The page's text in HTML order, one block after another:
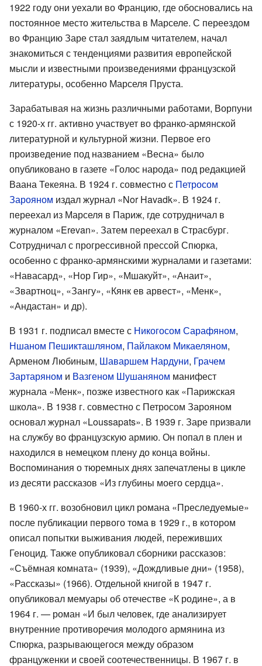
1922 году они уехали во Францию, где обосновались на
постоянное место жительства в Марселе. С переездом
во Францию Заре стал заядлым читателем, начал
знакомиться с тенденциями развития европейской
мысли и известными произведениями французской
литературы, особенно Марселя Пруста.
Зарабатывая на жизнь различными работами, Ворпуни
с 1920-х гг. активно участвует во франко-армянской
литературной и культурной жизни. Первое его
произведение под названием «Весна» было
опубликовано в газете «Голос народа» под редакцией
Ваана Текеяна. В 1924 г. совместно с Петросом
Зарояном издал журнал «Nor Havadk». В 1924 г.
переехал из Марселя в Париж, где сотрудничал в
журналом «Erevan». Затем переехал в Страсбург.
Сотрудничал с прогрессивной прессой Спюрка,
особенно с франко-армянскими журналами и газетами:
«Навасард», «Нор Гир», «Мшакуйт», «Анаит»,
«Звартноц», «Зангу», «Кянк ев арвест», «Менк»,
«Андастан» и др).
В 1931 г. подписал вместе с Никогосом Сарафяном,
Ншаном Пешикташляном, Пайлаком Микаеляном,
Арменом Любиным, Шаваршем Нардуни, Грачем
Зартаряном и Вазгеном Шушаняном манифест
журнала «Менк», позже известного как «Парижская
школа». В 1938 г. совместно с Петросом Зарояном
основал журнал «Loussapats». В 1939 г. Заре призвали
на службу во французскую армию. Он попал в плен и
находился в немецком плену до конца войны.
Воспоминания о тюремных днях запечатлены в цикле
из десяти рассказов «Из глубины моего сердца».
В 1960-х гг. возобновил цикл романа «Преследуемые»
после публикации первого тома в 1929 г., в котором
описал попытки выживания людей, переживших
Геноцид. Также опубликовал сборники рассказов:
«Съёмная комната» (1939), «Дождливые дни» (1958),
«Рассказы» (1966). Отдельной книгой в 1947 г.
опубликовал мемуары об отечестве «К родине», а в
1964 г. — роман «И был человек, где анализирует
внутренние противоречия молодого армянина из
Спюрка, разрывающегося между образом
француженки и своей соотечественницы. В 1967 г. в